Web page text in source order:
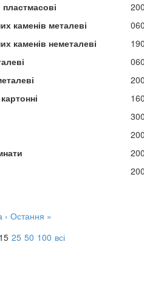
каменів металеві
каменів неметалеві
› Остання »
15 25 50 100 всі